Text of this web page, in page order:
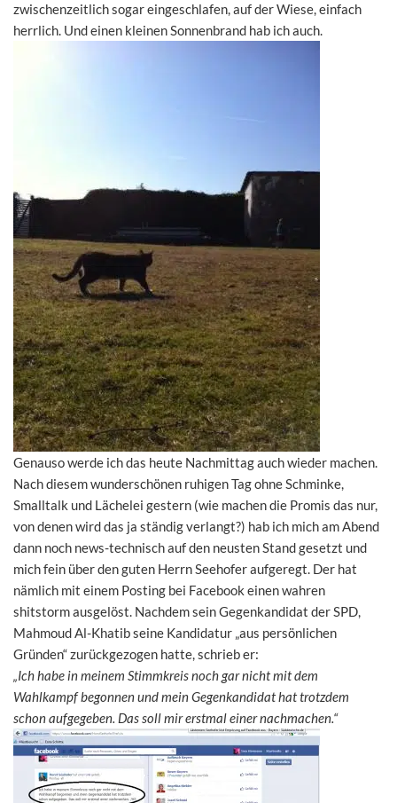
zwischenzeitlich sogar eingeschlafen, auf der Wiese, einfach
herrlich. Und einen kleinen Sonnenbrand hab ich auch.
Genauso werde ich das heute Nachmittag auch wieder machen.
Nach diesem wunderschönen ruhigen Tag ohne Schminke,
Smalltalk und Lächelei gestern (wie machen die Promis das nur,
von denen wird das ja ständig verlangt?) hab ich mich am Abend
dann noch news-technisch auf den neusten Stand gesetzt und
mich fein über den guten Herrn Seehofer aufgeregt. Der hat
nämlich mit einem Posting bei Facebook einen wahren
shitstorm ausgelöst. Nachdem sein Gegenkandidat der SPD,
Mahmoud Al-Khatib seine Kandidatur „aus persönlichen
Gründen“ zurückgezogen hatte, schrieb er:
„Ich habe in meinem Stimmkreis noch gar nicht mit dem
Wahlkampf begonnen und mein Gegenkandidat hat trotzdem
schon aufgegeben. Das soll mir erstmal einer nachmachen.“